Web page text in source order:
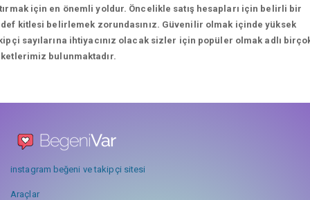
için en önemli yoldur. Öncelikle satış hesapları için belirli bir
kitlesi belirlemek zorundasınız. Güvenilir olmak içinde yüksek
sayılarına ihtiyacınız olacak sizler için popüler olmak adlı
bulunmaktadır.
instagram beğeni ve takipçi sitesi
Araçlar